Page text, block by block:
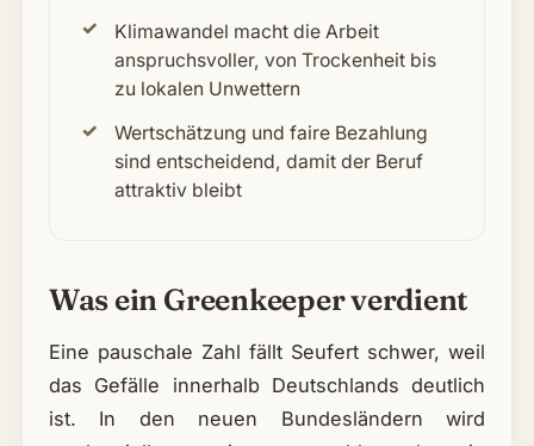
Klimawandel macht die Arbeit
anspruchsvoller, von Trockenheit bis
zu lokalen Unwettern
Wertschätzung und faire Bezahlung
sind entscheidend, damit der Beruf
attraktiv bleibt
Was ein Greenkeeper verdient
Eine pauschale Zahl fällt Seufert schwer, weil
das Gefälle innerhalb Deutschlands deutlich
ist. In den neuen Bundesländern wird